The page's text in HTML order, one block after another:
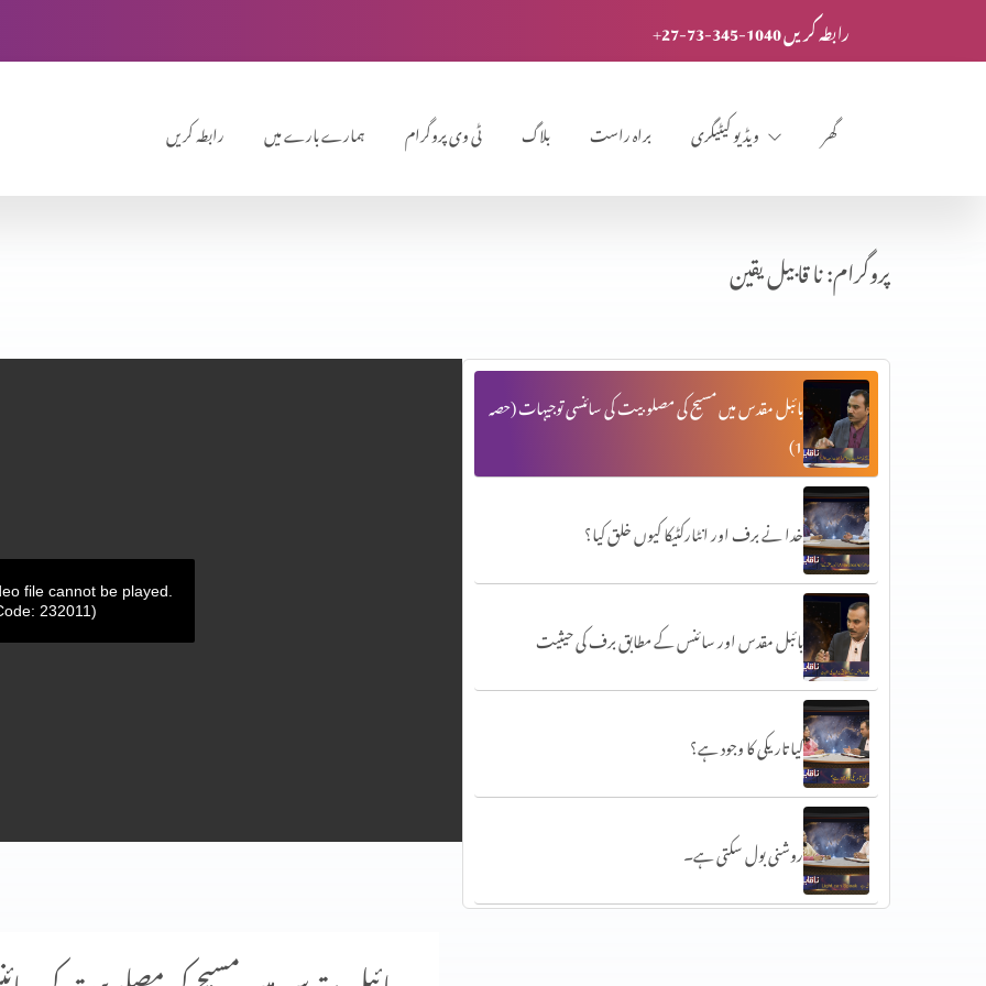
+27-73-345-1040 رابطہ کریں
رابطہ کریں ہمارے بارے میں ٹی وی پروگرام بلاگ براہ راست ویڈیو کیٹیگری گھر
پروگرام: نا قابیل یقین
file cannot be played.
232011)
بائبل مقدس میں مسیح کی مصلوبیت کی سائنسی توجیہات (حصہ
1)
خدا نے برف اور انٹارکٹیکا کیوں خلق کیا؟
بائبل مقدس اور سائنس کے مطابق برف کی حیثیت
کیا تاریکی کا وجود ہے؟
روشنی بول سکتی ہے۔